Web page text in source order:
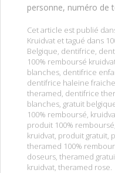
personne, numéro de
Cet article est publié
Kruidvat et tagué dans
Belgique, dentifrice,
100% remboursé
blanches, dentifrice
dentifrice haleine fraiche
theramed, dentifrice
blanches, gratuit
100% remboursé,
produit 100% remboursé
kruidvat, produit gratuit,
theramed 100%
doseurs, theramed
kruidvat, theramed rose.